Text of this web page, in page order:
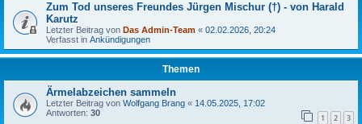
Zum Tod unseres Freundes Jürgen Mischur (†) - von Harald
Karutz
Letzter Beitrag von Das Admin-Team « 02.02.2026, 20:24
Verfasst in Ankündigungen
Themen
Ärmelabzeichen sammeln
Letzter Beitrag von Wolfgang Brang « 14.05.2025, 17:02
Antworten: 30 1 2 3